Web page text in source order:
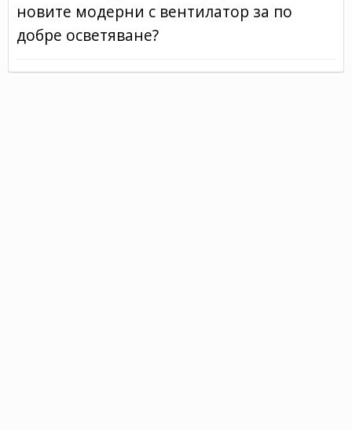
новите модерни с вентилатор за по
добре осветяване?